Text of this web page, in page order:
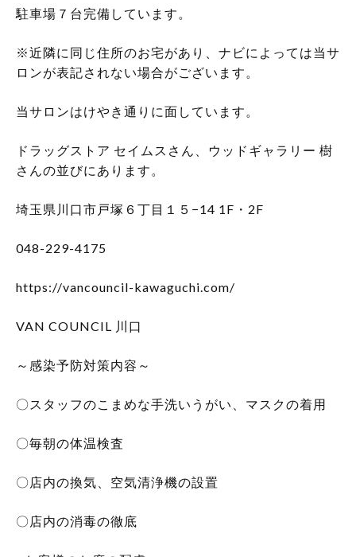
駐車場７台完備しています。
※近隣に同じ住所のお宅があり、ナビによっては当サ
ロンが表記されない場合がございます。
当サロンはけやき通りに面しています。
ドラッグストア セイムスさん、ウッドギャラリー 樹
さんの並びにあります。
埼玉県川口市戸塚６丁目１５−14 1F・2F
048-229-4175
https://vancouncil-kawaguchi.com/
VAN COUNCIL 川口
～感染予防対策内容～
〇スタッフのこまめな手洗いうがい、マスクの着用
〇毎朝の体温検査
〇店内の換気、空気清浄機の設置
〇店内の消毒の徹底